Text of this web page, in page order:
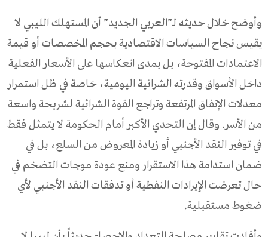
وأوضح خلال حديثه لـ”العربي الجديد” أن المستهلك الليبي لا
يقيس نجاح السياسات الاقتصادية بحجم المخصصات أو قيمة
الاعتمادات المفتوحة، بل بمدى انعكاسها على الأسعار الفعلية
داخل الأسواق وقدرته الشرائية اليومية، خاصة في ظل استمرار
معدلات الإنفاق المرتفعة وتراجع القوة الشرائية لشريحة واسعة
من الأسر. وقال إن التحدي الأكبر أمام الحكومة لا يتمثل فقط
في توفير النقد الأجنبي أو زيادة المعروض من السلع، بل في
ضمان استدامة هذا الاستقرار ومنع عودة موجات التضخم في
حال تعرضت الإيرادات النفطية أو تدفقات النقد الأجنبي لأي
ضغوط مستقبلية.